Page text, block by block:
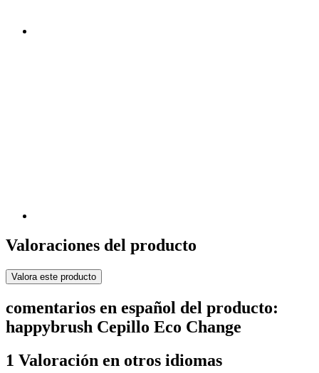
Valoraciones del producto
Valora este producto
comentarios en español del producto:
happybrush Cepillo Eco Change
1 Valoración en otros idiomas